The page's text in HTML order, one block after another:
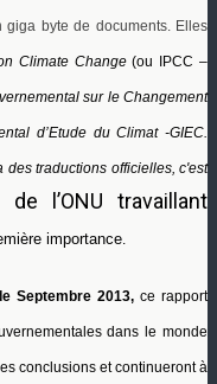
giga byte de documents. Elles
Climate Change(ou IPCC –
sur le Changement
d’Etude du Climat -GIEC.
des traductions officielles, c'est
l’ONU travaillant
importance.
Septembre 2013,ce rapport
dans le monde
conclusions et continueront à